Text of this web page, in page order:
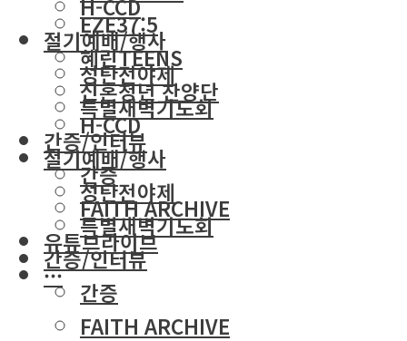
H-CCD
절기예배/행사
성탄전야제
특별새벽기도회
간증/인터뷰
간증
FAITH ARCHIVE
유튜브라이브
···
EZE37:5
혜린TEENS
신혼청년 찬양단
H-CCD
절기예배/행사
성탄전야제
특별새벽기도회
간증/인터뷰
간증
FAITH ARCHIVE